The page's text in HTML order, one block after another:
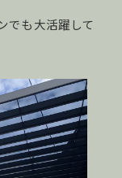
でも大活躍して